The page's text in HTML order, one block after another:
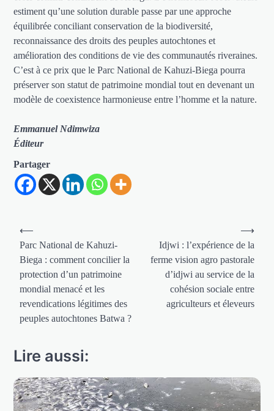
estiment qu’une solution durable passe par une approche
équilibrée conciliant conservation de la biodiversité,
reconnaissance des droits des peuples autochtones et
amélioration des conditions de vie des communautés riveraines.
C’est à ce prix que le Parc National de Kahuzi-Biega pourra
préserver son statut de patrimoine mondial tout en devenant un
modèle de coexistence harmonieuse entre l’homme et la nature.
Emmanuel Ndimwiza
Éditeur
Partager
Navigation
de
l’article
⟵
Parc National de Kahuzi-
Biega : comment concilier la
protection d’un patrimoine
mondial menacé et les
revendications légitimes des
peuples autochtones Batwa ?
Idjwi : l’expérience de la
ferme vision agro pastorale
d’idjwi au service de la
cohésion sociale entre
agriculteurs et éleveurs
⟶
Lire aussi: